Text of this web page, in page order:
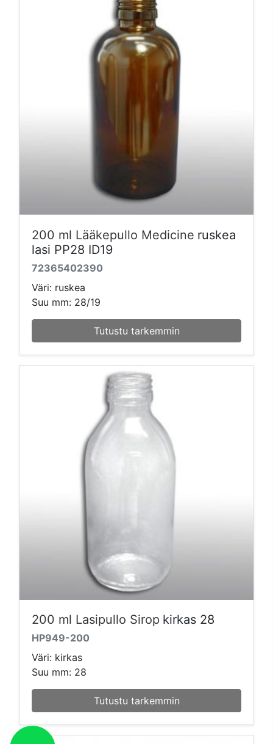
200 ml Lääkepullo Medicine ruskea
lasi PP28 ID19
72365402390
Väri: ruskea
Suu mm: 28/19
Tutustu tarkemmin
200 ml Lasipullo Sirop kirkas 28
HP949-200
Väri: kirkas
Suu mm: 28
Tutustu tarkemmin